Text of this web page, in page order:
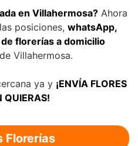
en Villahermosa?Ahora
posiciones, whatsApp,
florerías a domicilio
Villahermosa.
ya y ¡ENVÍA FLORES
QUIERAS!
Florerías